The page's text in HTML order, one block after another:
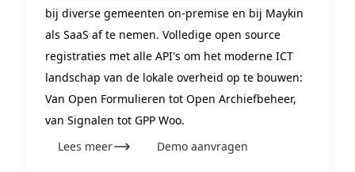
bij diverse gemeenten on-premise en bij Maykin
als SaaS af te nemen. Volledige open source
registraties met alle API's om het moderne ICT
landschap van de lokale overheid op te bouwen:
Van Open Formulieren tot Open Archiefbeheer,
van Signalen tot GPP Woo.
Lees meer
Demo aanvragen